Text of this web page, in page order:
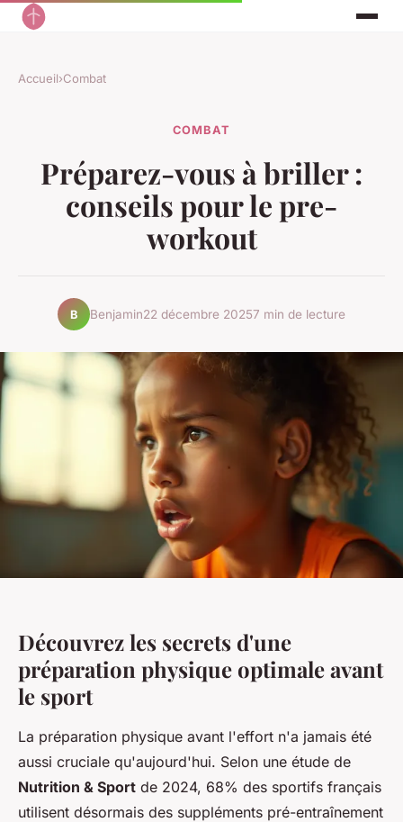
Accueil›Combat
COMBAT
Préparez-vous à briller :
conseils pour le pre-
workout
B Benjamin22 décembre 20257 min de lecture
Découvrez les secrets d'une
préparation physique optimale avant
le sport
La préparation physique avant l'effort n'a jamais été
aussi cruciale qu'aujourd'hui. Selon une étude de
Nutrition & Sport de 2024, 68% des sportifs français
utilisent désormais des suppléments pré-entraînement